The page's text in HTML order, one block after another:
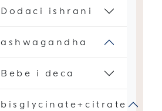
Dodaci ishrani
ashwagandha
Bebe i deca
bisglycinate+citrate